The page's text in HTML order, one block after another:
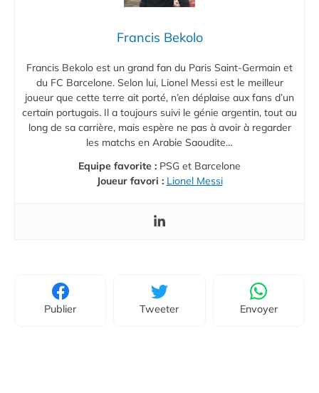
Francis Bekolo
Francis Bekolo est un grand fan du Paris Saint-Germain et
du FC Barcelone. Selon lui, Lionel Messi est le meilleur
joueur que cette terre ait porté, n’en déplaise aux fans d’un
certain portugais. Il a toujours suivi le génie argentin, tout au
long de sa carrière, mais espère ne pas à avoir à regarder
les matchs en Arabie Saoudite…
Equipe favorite : PSG et Barcelone
Joueur favori : Lionel Messi
Publier Tweeter Envoyer